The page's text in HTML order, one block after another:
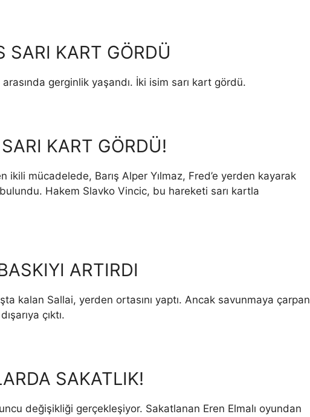
SARI KART GÖRDÜ
gerginlik yaşandı. İki isim sarı kart gördü.
KART GÖRDÜ!
ikili mücadelede, Barış Alper Yılmaz, Fred’e yerden kayarak
Hakem Slavko Vincic, bu hareketi sarı kartla
ARTIRDI
kalan Sallai, yerden ortasını yaptı. Ancak savunmaya çarpan
çıktı.
SAKATLIK!
değişikliği gerçekleşiyor. Sakatlanan Eren Elmalı oyundan